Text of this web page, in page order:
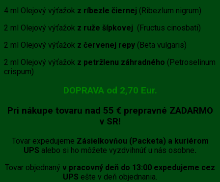
4 ml Olejový výťažok z ríbezle čiernej (Ribezlum nigrum)
2 ml Olejový výťažok z ruže šípkovej (Fructus cinosbati)
2 ml Olejový výťažok z červenej repy (Beta vulgaris)
2 ml Olejový výťažok z petržlenu záhradného (Petroselinum
crispum)
DOPRAVA od 2,70 Eur.
Pri nákupe tovaru nad 55 € prepravné ZADARMO
v SR!
Tovar expedujeme Zásielkovňou (Packeta) a kuriérom
UPS alebo si ho môžete vyzdvihnúť u nás osobne.
Tovar objednaný v pracovný deň do 13:00 expedujeme cez
UPS ešte v deň objednania.